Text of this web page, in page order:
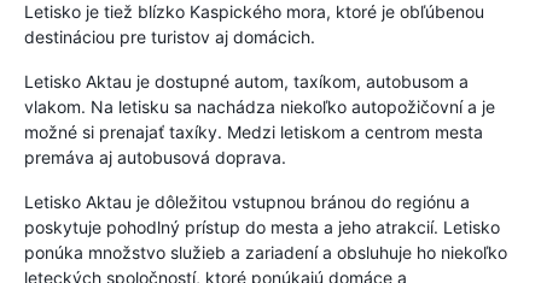
Letisko je tiež blízko Kaspického mora, ktoré je obľúbenou
destináciou pre turistov aj domácich.
Letisko Aktau je dostupné autom, taxíkom, autobusom a
vlakom. Na letisku sa nachádza niekoľko autopožičovní a je
možné si prenajať taxíky. Medzi letiskom a centrom mesta
premáva aj autobusová doprava.
Letisko Aktau je dôležitou vstupnou bránou do regiónu a
poskytuje pohodlný prístup do mesta a jeho atrakcií. Letisko
ponúka množstvo služieb a zariadení a obsluhuje ho niekoľko
leteckých spoločností, ktoré ponúkajú domáce a